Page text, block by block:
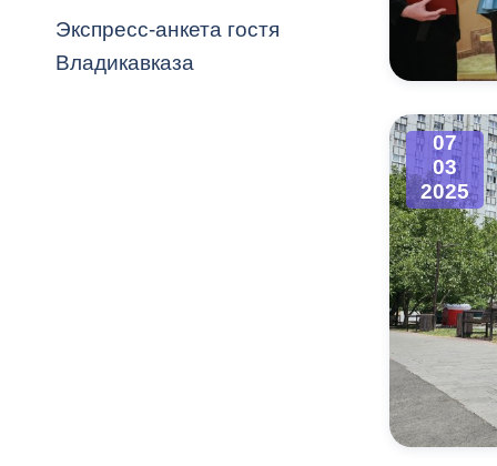
Оценка
местного
Открытые
проверок
Экспресс-анкета гостя
Владикавказа
07
03
2025